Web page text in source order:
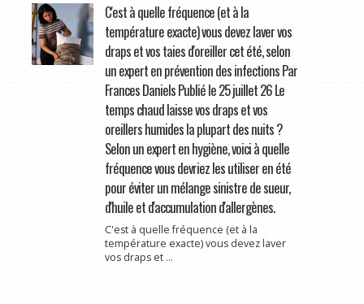
C'est à quelle fréquence (et à la
température exacte) vous devez laver vos
draps et vos taies d'oreiller cet été, selon
un expert en prévention des infections Par
Frances Daniels Publié le 25 juillet 26 Le
temps chaud laisse vos draps et vos
oreillers humides la plupart des nuits ?
Selon un expert en hygiène, voici à quelle
fréquence vous devriez les utiliser en été
pour éviter un mélange sinistre de sueur,
d'huile et d'accumulation d'allergènes.
C'est à quelle fréquence (et à la
température exacte) vous devez laver
vos draps et ...